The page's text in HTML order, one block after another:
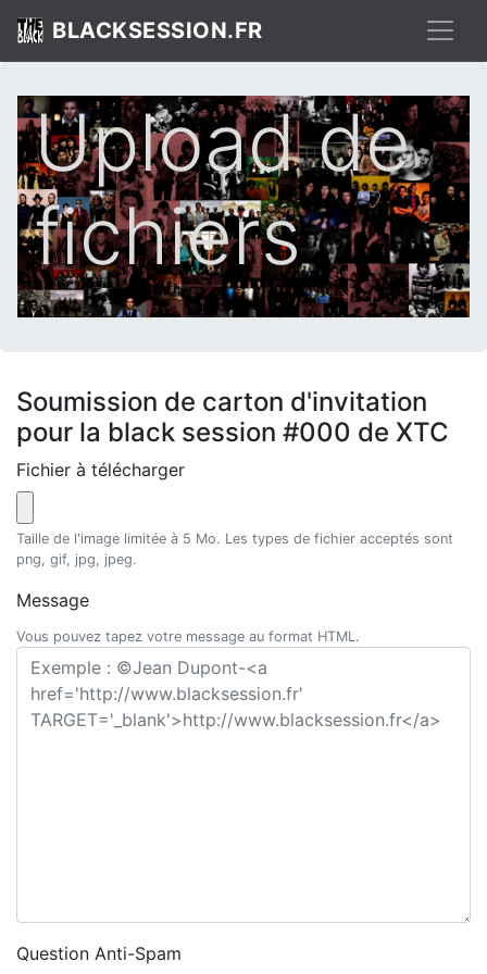
BLACKSESSION.FR
Upload de
fichiers
Soumission de carton d'invitation
pour la black session #000 de XTC
Fichier à télécharger
Taille de l'image limitée à 5 Mo. Les types de fichier acceptés sont
png, gif, jpg, jpeg.
Message
Vous pouvez tapez votre message au format HTML.
Question Anti-Spam